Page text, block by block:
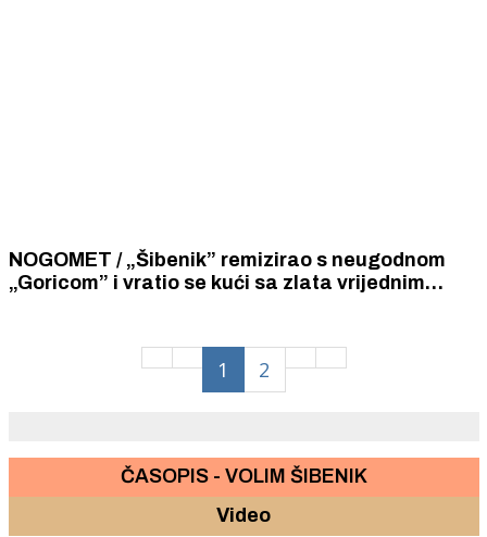
NOGOMET / „Šibenik” remizirao s neugodnom
„Goricom” i vratio se kući sa zlata vrijednim
1 2
ČASOPIS - VOLIM ŠIBENIK
Video